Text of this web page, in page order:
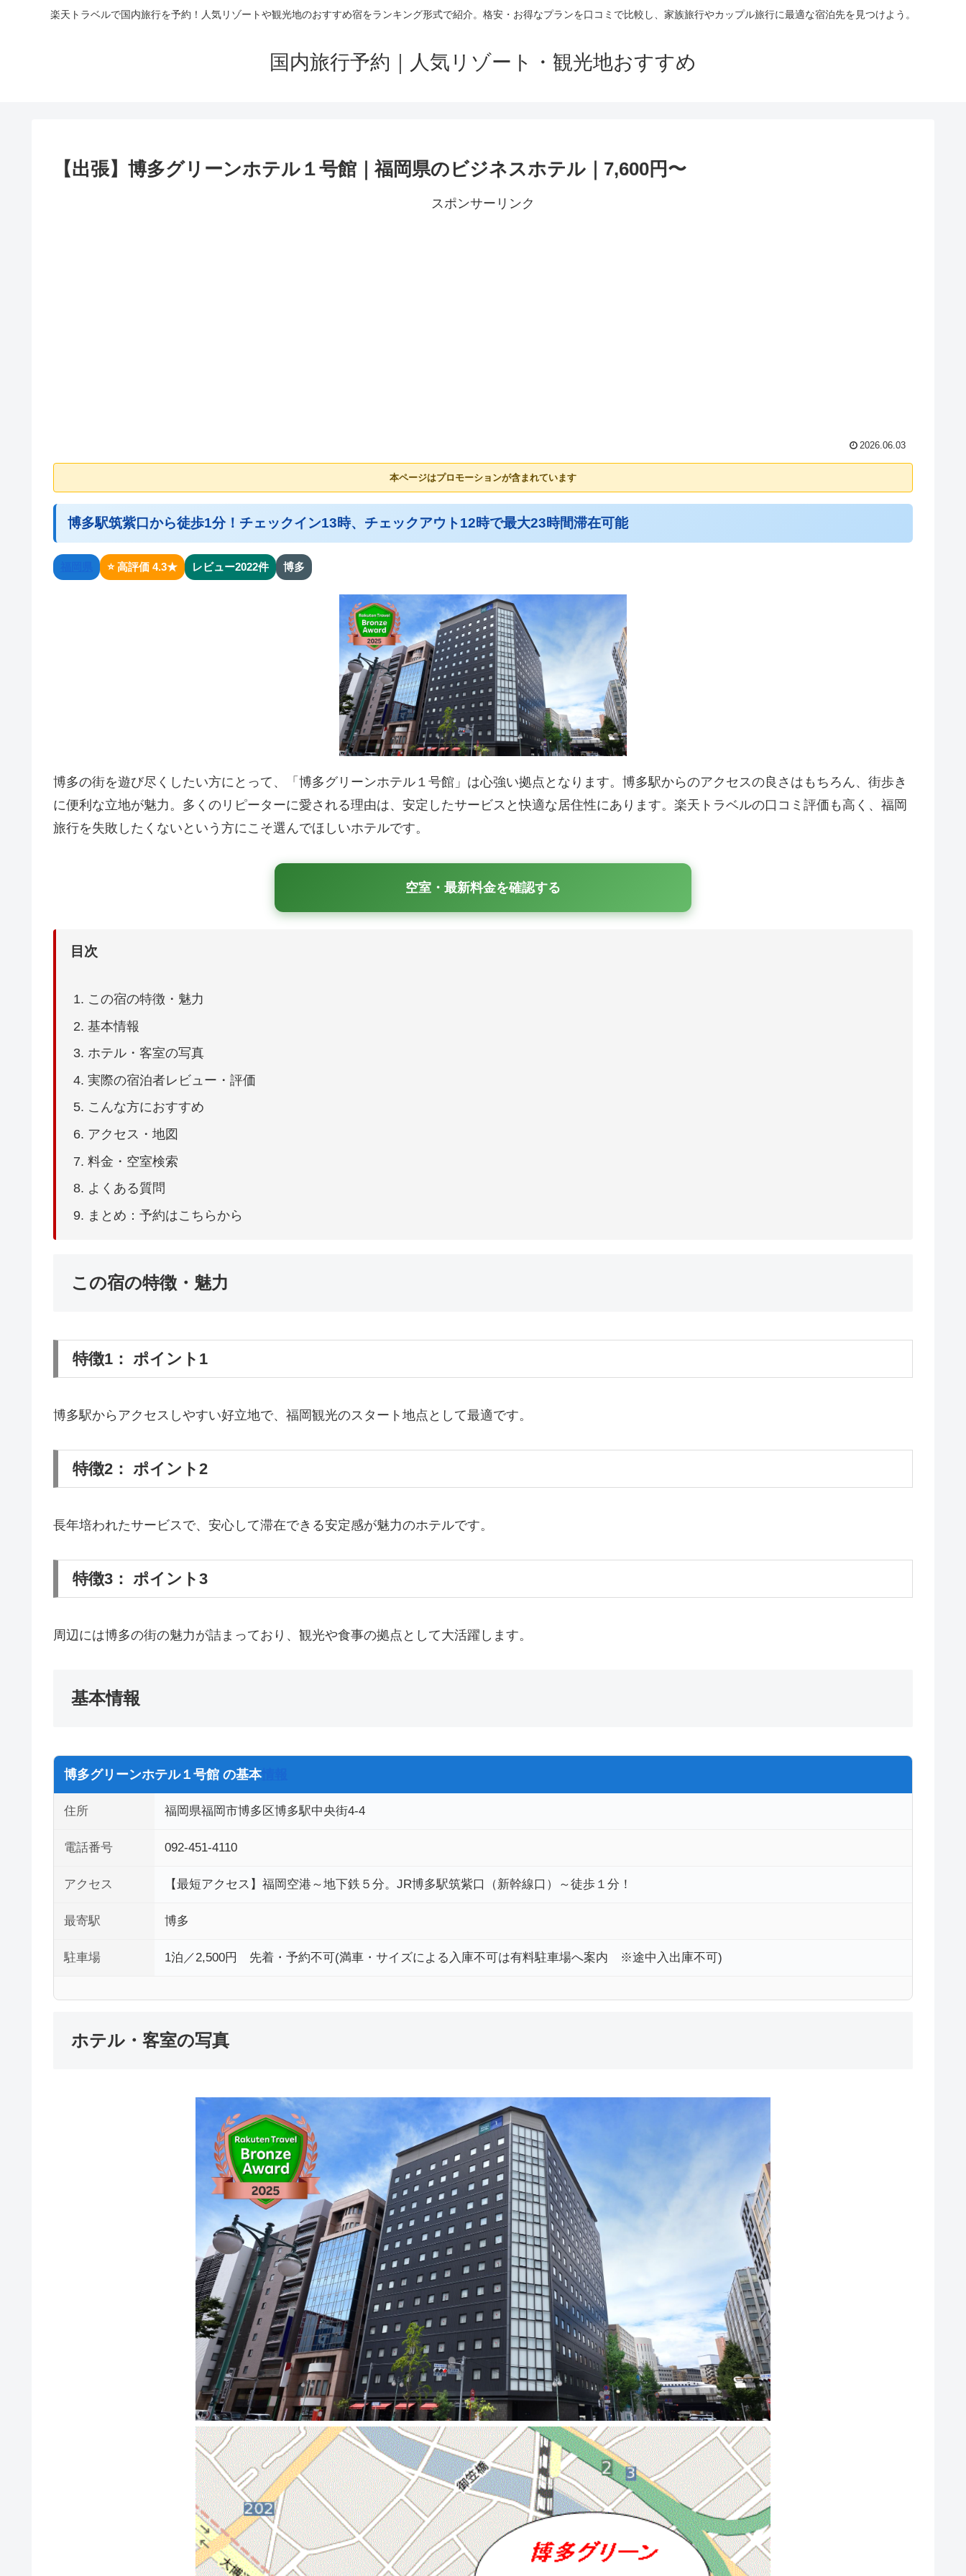
楽天トラベルで国内旅行を予約！人気リゾートや観光地のおすすめ宿をランキング形式で紹介。格安・お得なプランを口コミで比較し、家族旅行やカップル旅行に最適な宿泊先を見つけよう。
国内旅行予約｜人気リゾート・観光地おすすめ
【出張】博多グリーンホテル１号館｜福岡県のビジネスホテル｜7,600円〜
スポンサーリンク
2026.06.03
本ページはプロモーションが含まれています
博多駅筑紫口から徒歩1分！チェックイン13時、チェックアウト12時で最大23時間滞在可能
⭐ 高評価 4.3★ レビュー2022件 博多
博多の街を遊び尽くしたい方にとって、「博多グリーンホテル１号館」は心強い拠点となります。博多駅からのアクセスの良さはもちろん、街歩き
に便利な立地が魅力。多くのリピーターに愛される理由は、安定したサービスと快適な居住性にあります。楽天トラベルの口コミ評価も高く、福岡
旅行を失敗したくないという方にこそ選んでほしいホテルです。
空室・最新料金を確認する
目次
この宿の特徴・魅力
基本情報
ホテル・客室の写真
実際の宿泊者レビュー・評価
こんな方におすすめ
アクセス・地図
料金・空室検索
よくある質問
まとめ：予約はこちらから
この宿の特徴・魅力
特徴1： ポイント1
博多駅からアクセスしやすい好立地で、福岡観光のスタート地点として最適です。
特徴2： ポイント2
長年培われたサービスで、安心して滞在できる安定感が魅力のホテルです。
特徴3： ポイント3
周辺には博多の街の魅力が詰まっており、観光や食事の拠点として大活躍します。
基本情報
博多グリーンホテル１号館 の基本情報
住所 福岡県福岡市博多区博多駅中央街4-4
電話番号 092-451-4110
アクセス 【最短アクセス】福岡空港～地下鉄５分。JR博多駅筑紫口（新幹線口）～徒歩１分！
最寄駅 博多
駐車場 1泊／2,500円 先着・予約不可(満車・サイズによる入庫不可は有料駐車場へ案内 ※途中入出庫不可)
ホテル・客室の写真